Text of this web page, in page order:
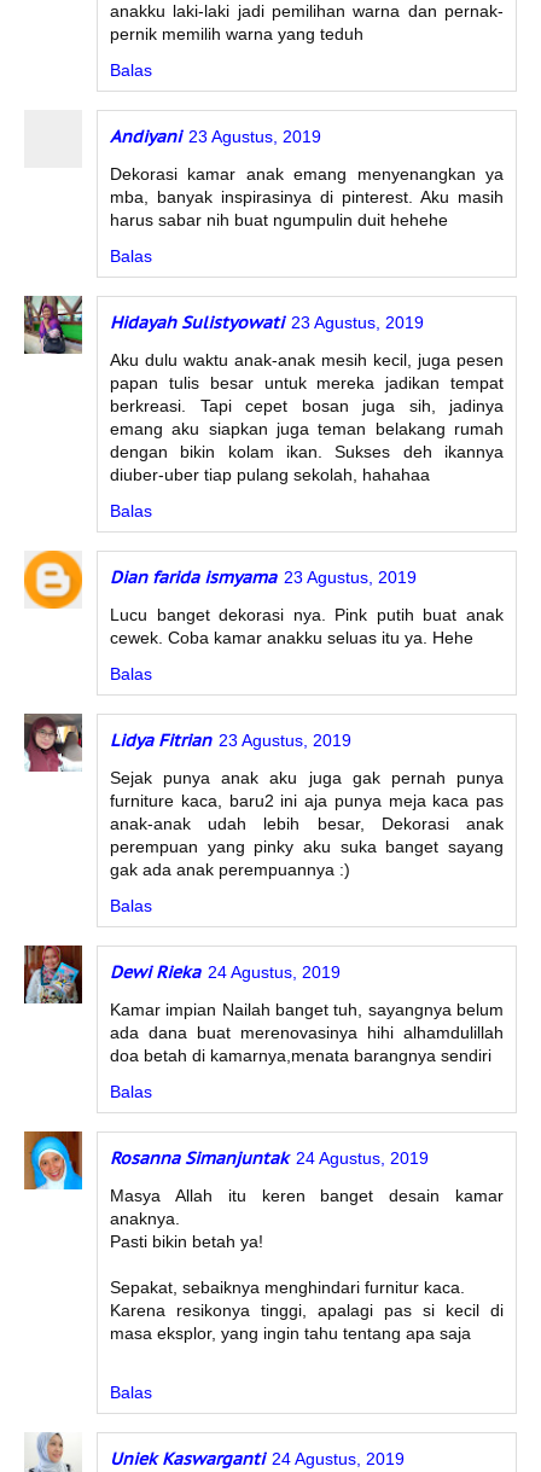
anakku laki-laki jadi pemilihan warna dan pernak-
pernik memilih warna yang teduh
Balas
Andiyani 23 Agustus, 2019
Dekorasi kamar anak emang menyenangkan ya
mba, banyak inspirasinya di pinterest. Aku masih
harus sabar nih buat ngumpulin duit hehehe
Balas
Hidayah Sulistyowati 23 Agustus, 2019
Aku dulu waktu anak-anak mesih kecil, juga pesen
papan tulis besar untuk mereka jadikan tempat
berkreasi. Tapi cepet bosan juga sih, jadinya
emang aku siapkan juga teman belakang rumah
dengan bikin kolam ikan. Sukses deh ikannya
diuber-uber tiap pulang sekolah, hahahaa
Balas
Dian farida ismyama 23 Agustus, 2019
Lucu banget dekorasi nya. Pink putih buat anak
cewek. Coba kamar anakku seluas itu ya. Hehe
Balas
Lidya Fitrian 23 Agustus, 2019
Sejak punya anak aku juga gak pernah punya
furniture kaca, baru2 ini aja punya meja kaca pas
anak-anak udah lebih besar, Dekorasi anak
perempuan yang pinky aku suka banget sayang
gak ada anak perempuannya :)
Balas
Dewi Rieka 24 Agustus, 2019
Kamar impian Nailah banget tuh, sayangnya belum
ada dana buat merenovasinya hihi alhamdulillah
doa betah di kamarnya,menata barangnya sendiri
Balas
Rosanna Simanjuntak 24 Agustus, 2019
Masya Allah itu keren banget desain kamar
anaknya.
Pasti bikin betah ya!
Sepakat, sebaiknya menghindari furnitur kaca.
Karena resikonya tinggi, apalagi pas si kecil di
masa eksplor, yang ingin tahu tentang apa saja
Balas
Uniek Kaswarganti 24 Agustus, 2019